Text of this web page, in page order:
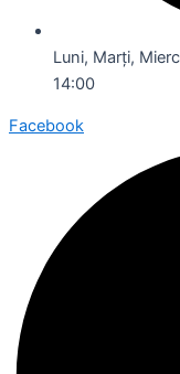
Luni, Marți,
14:00
Facebook